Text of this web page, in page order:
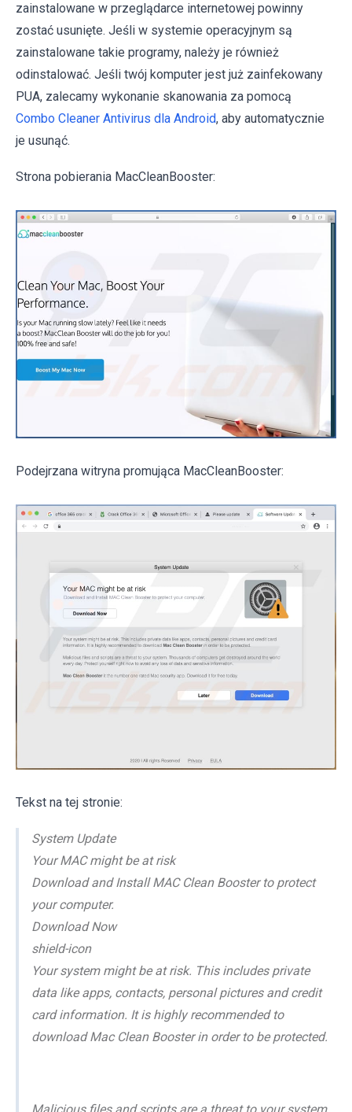
zainstalowane w przeglądarce internetowej powinny
zostać usunięte. Jeśli w systemie operacyjnym są
zainstalowane takie programy, należy je również
odinstalować. Jeśli twój komputer jest już zainfekowany
PUA, zalecamy wykonanie skanowania za pomocą
Combo Cleaner Antivirus dla Android, aby automatycznie
je usunąć.
Strona pobierania MacCleanBooster:
Podejrzana witryna promująca MacCleanBooster:
Tekst na tej stronie:
System Update
Your MAC might be at risk
Download and Install MAC Clean Booster to protect
your computer.
Download Now
shield-icon
Your system might be at risk. This includes private
data like apps, contacts, personal pictures and credit
card information. It is highly recommended to
download Mac Clean Booster in order to be protected.